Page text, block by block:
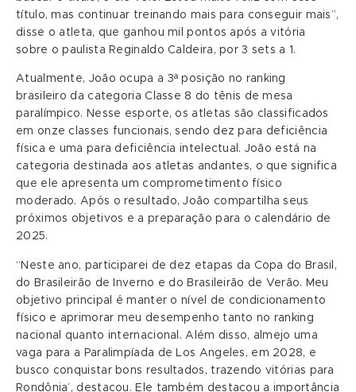
título, mas continuar treinando mais para conseguir mais”,
disse o atleta, que ganhou mil pontos após a vitória
sobre o paulista Reginaldo Caldeira, por 3 sets a 1.
Atualmente, João ocupa a 3ª posição no ranking
brasileiro da categoria Classe 8 do tênis de mesa
paralímpico. Nesse esporte, os atletas são classificados
em onze classes funcionais, sendo dez para deficiência
física e uma para deficiência intelectual. João está na
categoria destinada aos atletas andantes, o que significa
que ele apresenta um comprometimento físico
moderado. Após o resultado, João compartilha seus
próximos objetivos e a preparação para o calendário de
2025.
“Neste ano, participarei de dez etapas da Copa do Brasil,
do Brasileirão de Inverno e do Brasileirão de Verão. Meu
objetivo principal é manter o nível de condicionamento
físico e aprimorar meu desempenho tanto no ranking
nacional quanto internacional. Além disso, almejo uma
vaga para a Paralimpíada de Los Angeles, em 2028, e
busco conquistar bons resultados, trazendo vitórias para
Rondônia’, destacou. Ele também destacou a importância